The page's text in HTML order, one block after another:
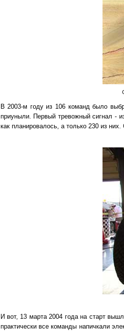
В 2003-м году из 106 команд было
приуныли. Первый тревожный сигнал -
как планировалось, а только 230 из
И вот, 13 марта 2004 года на старт
практически все команды напичкали